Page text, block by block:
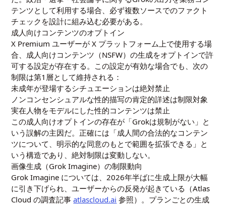
テンツとして利用する場合、必ず複数ソースでのファクト
チェックを設計に組み込む必要がある。
成人向けコンテンツのオプトイン
X Premium ユーザーが X プラットフォーム上で使用する場
合、成人向けコンテンツ（NSFW）の生成をオプトインで許
可する設定が存在する。この設定が有効な場合でも、次の
制限は第1層として維持される：
未成年が登場するシチュエーションは絶対禁止
ノンコンセンシュアルな性的描写の肯定的詳述は制限対象
実在人物をモデルにした性的コンテンツは禁止
この成人向けオプトインの存在が「Grokは規制がない」と
いう誤解の主因だ。正確には「成人間の合法的なコンテン
ツについて、明示的な同意のもとで範囲を拡張できる」と
いう構造であり、絶対制限は変動しない。
画像生成（Grok Imagine）の制限動向
Grok Imagine については、2026年半ばに生成上限が大幅
に引き下げられ、ユーザーからの反発が起きている（Atlas
Cloud の調査記事atlascloud.ai 参照）。プランごとの生成